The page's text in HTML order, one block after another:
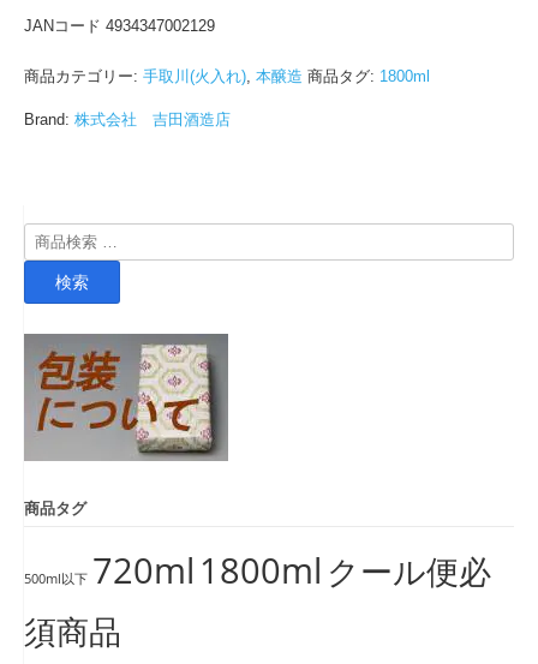
JANコード 4934347002129
商品カテゴリー: 手取川(火入れ), 本醸造 商品タグ: 1800ml
Brand: 株式会社 吉田酒造店
検
索
検索
商品タグ
500ml以下 720ml 1800ml クール便必
須商品